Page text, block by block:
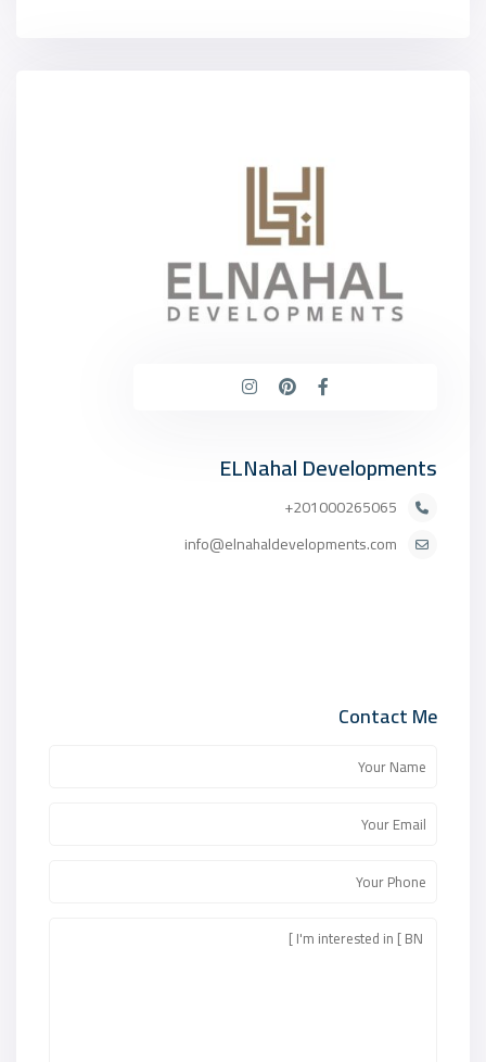
ELNahal Developments
201000265065+
info@elnahaldevelopments.com
Contact Me